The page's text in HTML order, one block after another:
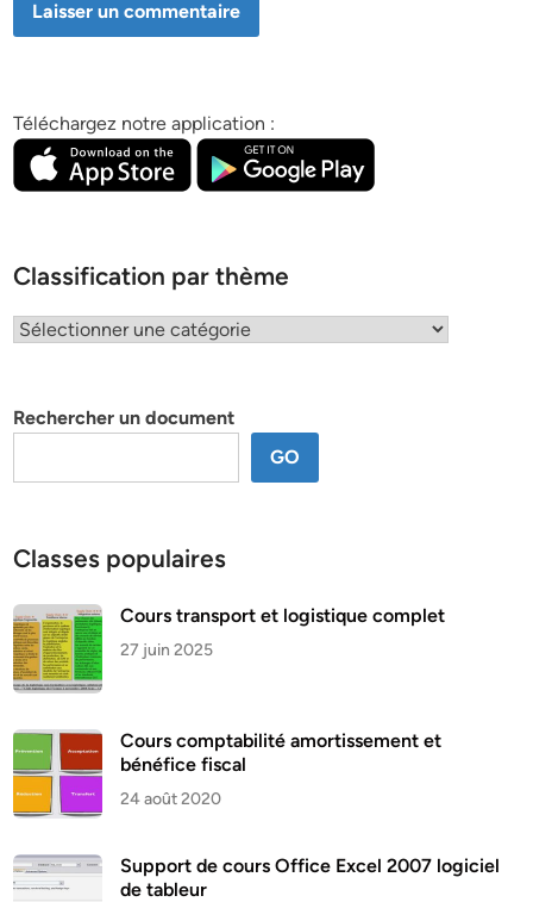
Téléchargez notre application :
Classification par thème
Classification
Rechercher un document
GO
Classes populaires
Cours transport et logistique complet
27 juin 2025
Cours comptabilité amortissement et
bénéfice fiscal
24 août 2020
Support de cours Office Excel 2007 logiciel
de tableur